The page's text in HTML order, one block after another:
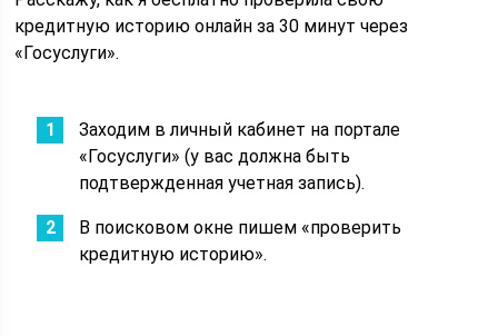
кредитную историю онлайн за 30 минут через
«Госуслуги».
Заходим в личный кабинет на портале
«Госуслуги» (у вас должна быть
подтвержденная учетная запись).
В поисковом окне пишем «проверить
кредитную историю».